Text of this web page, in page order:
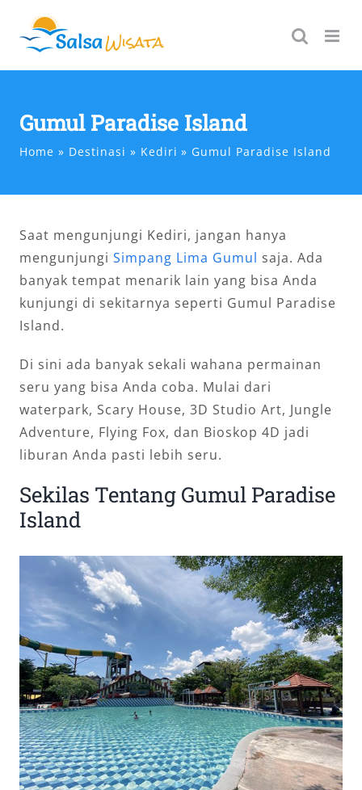
content
Gumul Paradise Island
Home Destinasi Kediri Gumul Paradise Island
Saat mengunjungi Kediri, jangan hanya
mengunjungi Simpang Lima Gumul saja. Ada
banyak tempat menarik lain yang bisa Anda
kunjungi di sekitarnya seperti Gumul Paradise
Island.
Di sini ada banyak sekali wahana permainan
seru yang bisa Anda coba. Mulai dari
waterpark, Scary House, 3D Studio Art, Jungle
Adventure, Flying Fox, dan Bioskop 4D jadi
liburan Anda pasti lebih seru.
Sekilas Tentang Gumul Paradise
Island